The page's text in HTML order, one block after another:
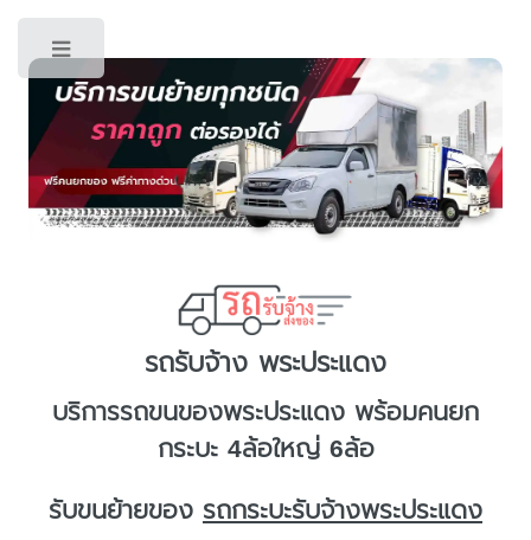
รถรับจ้าง พระประแดง
บริการรถขนของพระประแดง พร้อมคนยก
กระบะ 4ล้อใหญ่ 6ล้อ
รับขนย้ายของ รถกระบะรับจ้างพระประแดง
Toggle